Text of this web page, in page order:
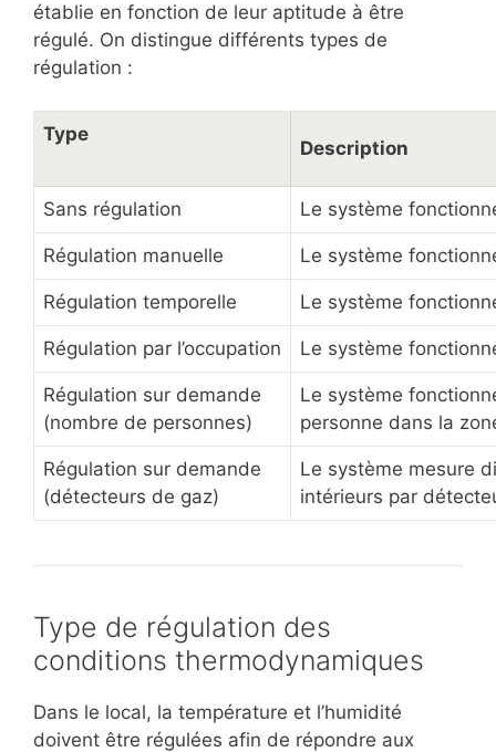
établie en fonction de leur aptitude à être
régulé. On distingue différents types de
régulation :
Type
Description
Sans régulation Le système
Régulation manuelle Le système
Régulation temporelle Le système
Régulation par l’occupation Le système
Régulation sur demande
(nombre de personnes)
Le système
personne dans la
Régulation sur demande
(détecteurs de gaz)
Le système mesure
intérieurs par
Type de régulation des
conditions thermodynamiques
Dans le local, la température et l’humidité
doivent être régulées afin de répondre aux